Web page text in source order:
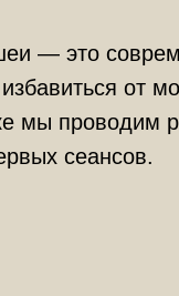
— это
от
мы проводим
сеансов.